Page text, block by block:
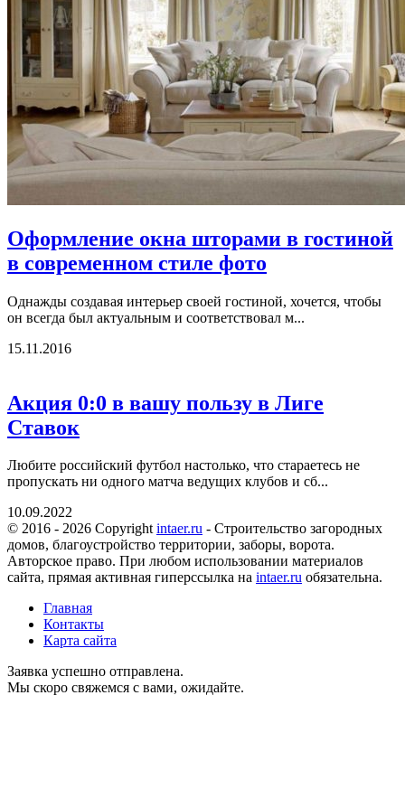
Оформление окна шторами в гостиной
в современном стиле фото
Однажды создавая интерьер своей гостиной, хочется, чтобы
он всегда был актуальным и соответствовал м...
15.11.2016
Акция 0:0 в вашу пользу в Лиге
Ставок
Любите российский футбол настолько, что стараетесь не
пропускать ни одного матча ведущих клубов и сб...
10.09.2022
© 2016 - 2026 Copyrightintaer.ru - Cтроительство загородных
домов, благоустройство территории, заборы, ворота.
Авторское право. При любом использовании материалов
сайта, прямая активная гиперссылка на intaer.ru обязательна.
Главная
Контакты
Карта сайта
Заявка успешно отправлена.
Мы скоро свяжемся с вами, ожидайте.